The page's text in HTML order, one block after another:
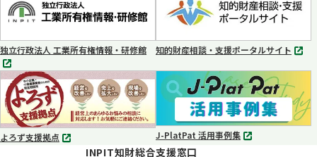
ブ
で
く
ブ
で
開
く
独立行政法人 工業所有権情報・研修館
別
タ
ブ
で
知的財産相談・支援ポータルサイト
別
タ
開
く
よろず支援拠点
別
J-PlatPat 活用事例集
別
INPIT知財総合支援窓口